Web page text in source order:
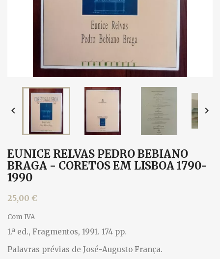
 
EUNICE RELVAS PEDRO BEBIANO
BRAGA - CORETOS EM LISBOA 1790-
1990
25,00 €
Com IVA
1.ª ed., Fragmentos, 1991. 174 pp.
Palavras prévias de José-Augusto França.